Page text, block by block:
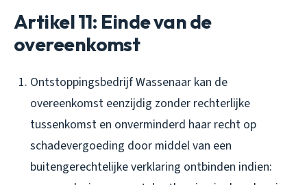
Artikel 11: Einde van de
overeenkomst
Ontstoppingsbedrijf Wassenaar kan de
overeenkomst eenzijdig zonder rechterlijke
tussenkomst en onverminderd haar recht op
schadevergoeding door middel van een
buitengerechtelijke verklaring ontbinden indien: